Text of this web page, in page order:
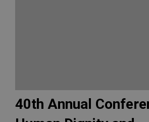
40th Annual